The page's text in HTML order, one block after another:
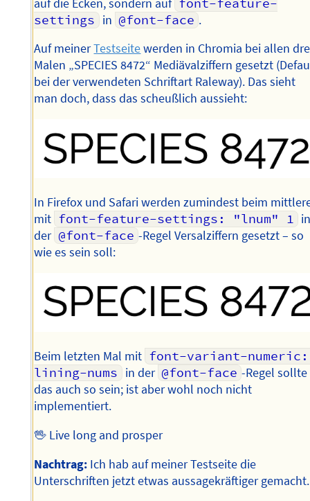
auf die Ecken, sondern auf font-feature-
settings in @font-face .
Auf meinerTestseitewerden in Chromia bei allen
Malen „SPECIES 8472“ Mediävalziffern gesetzt
bei der verwendeten Schriftart Raleway). Das sieht
man doch, dass das scheußlich aussieht:
In Firefox und Safari werden zumindest beim
mit font-feature-settings: "lnum" 1
der @font-face -Regel Versalziffern gesetzt – so
wie es sein soll:
Beim letzten Mal mit font-variant-numeric:
lining-nums in der @font-face -Regel sollte
das auch so sein; ist aber wohl noch nicht
implementiert.
🖖 Live long and prosper
Nachtrag: Ich hab auf meiner Testseite die
Unterschriften jetzt etwas aussagekräftiger gemacht.